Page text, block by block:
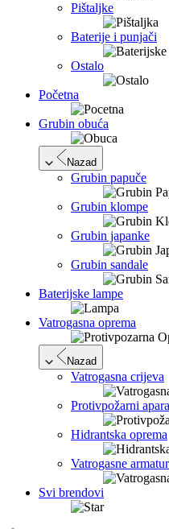
Pištaljke
Baterije i punjači
Ostalo
Početna
Grubin obuća
Nazad
Grubin papuče
Grubin klompe
Grubin japanke
Grubin sandale
Baterijske lampe
Vatrogasna oprema
Nazad
Vatrogasna crijeva
Protivpožarni
Hidrantska oprema
Vatrogasne
Svi brendovi